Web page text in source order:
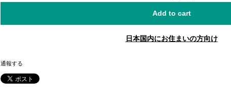
Add to cart
日本国内にお住まいの方向け
通報する